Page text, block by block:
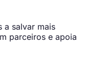
a salvar mais
parceiros e apoia